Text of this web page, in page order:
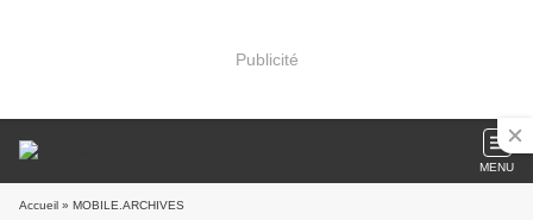
Publicité
MENU
Accueil » MOBILE.ARCHIVES